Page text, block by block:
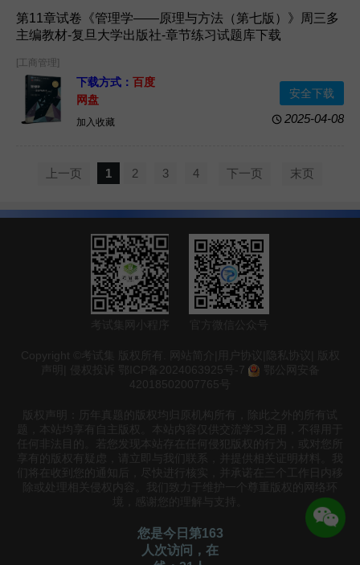
第11章试卷《管理学——原理与方法（第七版）》周三多
主编教材-复旦大学出版社-章节练习试题库下载
[工商管理]
下载方式： 百度
网盘
加入收藏 2025-04-08
安全下载
上一页 1 2 3 4 下一页 末页
您是今日第163
人次访问，在